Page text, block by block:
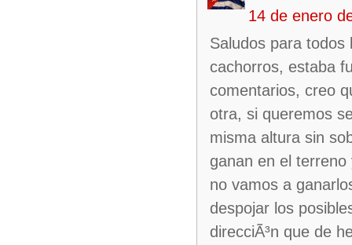
14 de enero
Saludos para
cachorros, estaba
comentarios, creo
otra, si queremos
misma altura sin
ganan en el
no vamos a
despojar los
direcciÃ³n que de